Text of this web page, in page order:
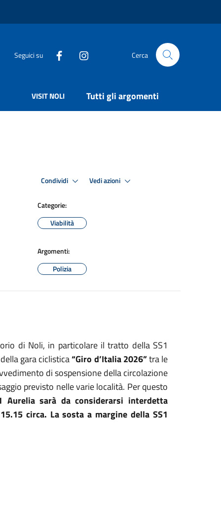
Seguici su Cerca
VISIT NOLI Tutti gli argomenti
Condividi Vedi azioni
Categorie:
Viabilità
Argomenti:
Polizia
di Noli, in particolare il tratto della SS1
gara ciclistica“Giro d’Italia 2026”tra le
di sospensione della circolazione
previsto nelle varie località. Per questo
sarà da considerarsi interdetta
circa. La sosta a margine della SS1